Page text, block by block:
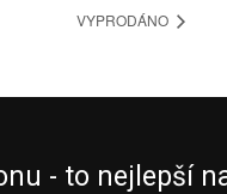
VYPRODÁNO
- to nejlepší